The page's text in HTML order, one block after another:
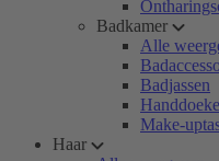
Badkamer
Alle
Badjassen
Make-
Haar